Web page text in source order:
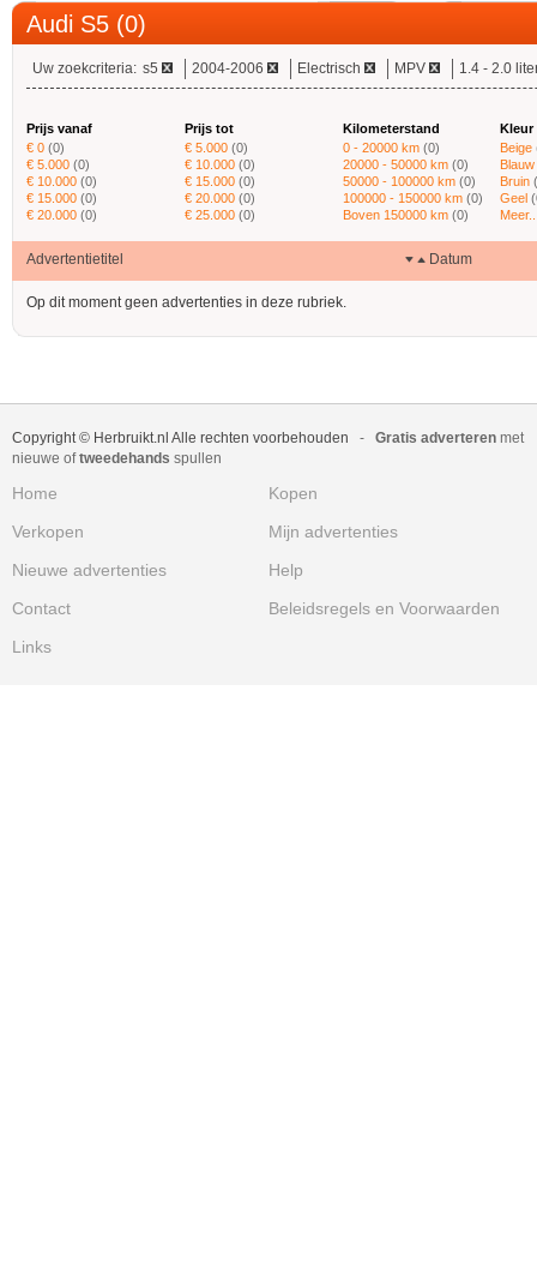
Audi S5 (0)
Uw zoekcriteria: s5 2004-2006 Electrisch MPV 1.4 - 2.0
Prijs vanaf
€ 0 (0)
€ 5.000 (0)
€ 10.000 (0)
€ 15.000 (0)
€ 20.000 (0)
Prijs tot
€ 5.000 (0)
€ 10.000 (0)
€ 15.000 (0)
€ 20.000 (0)
€ 25.000 (0)
Kilometerstand
0 - 20000 km (0)
20000 - 50000 km (0)
50000 - 100000 km (0)
100000 - 150000 km (0)
Boven 150000 km (0)
Kleur
Beige
Blauw
Bruin
Geel
Advertentietitel Datum
Op dit moment geen advertenties in deze rubriek.
Copyright © Herbruikt.nl Alle rechten voorbehouden - Gratis adverteren met
nieuwe oftweedehands spullen
Home
Kopen
Verkopen
Mijn advertenties
Nieuwe advertenties
Help
Contact
Beleidsregels en Voorwaarden
Links